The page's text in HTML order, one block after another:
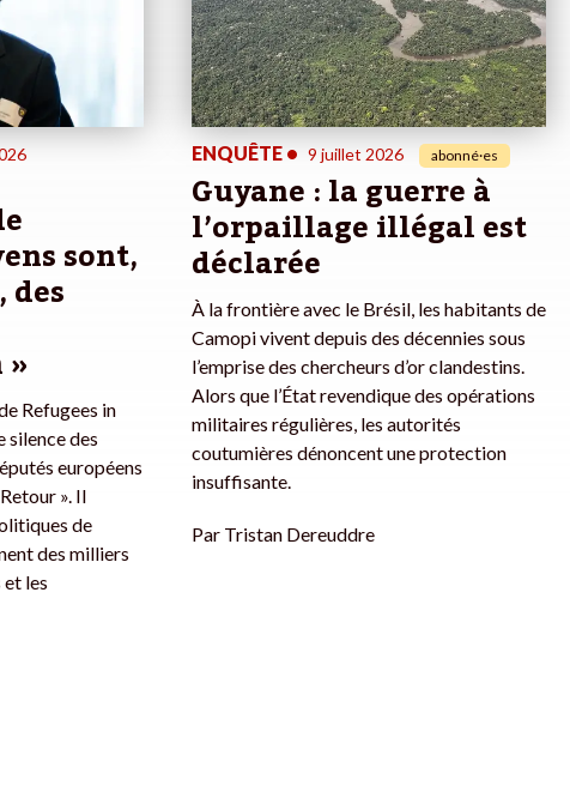
sont,
Refugees in
silence des
européens
». Il
de
des milliers
les
ENQUÊTE • 9 juillet 2026 abonné·es
Guyane : la guerre à
l’orpaillage illégal est
déclarée
À la frontière avec le Brésil, les habitants de
Camopi vivent depuis des décennies sous
l’emprise des chercheurs d’or clandestins.
Alors que l’État revendique des opérations
militaires régulières, les autorités
coutumières dénoncent une protection
insuffisante.
Par Tristan Dereuddre